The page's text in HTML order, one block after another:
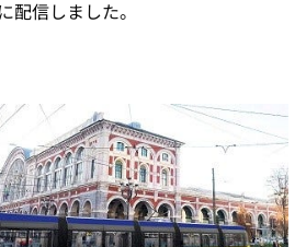
配信しました。